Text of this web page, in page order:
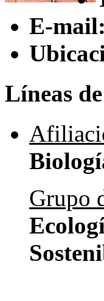
E-mail:
Líneas
Grupo